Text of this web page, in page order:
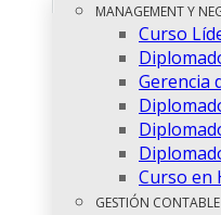
MANAGEMENT Y
Curso
Gerencia
Curso en
GESTIÓN